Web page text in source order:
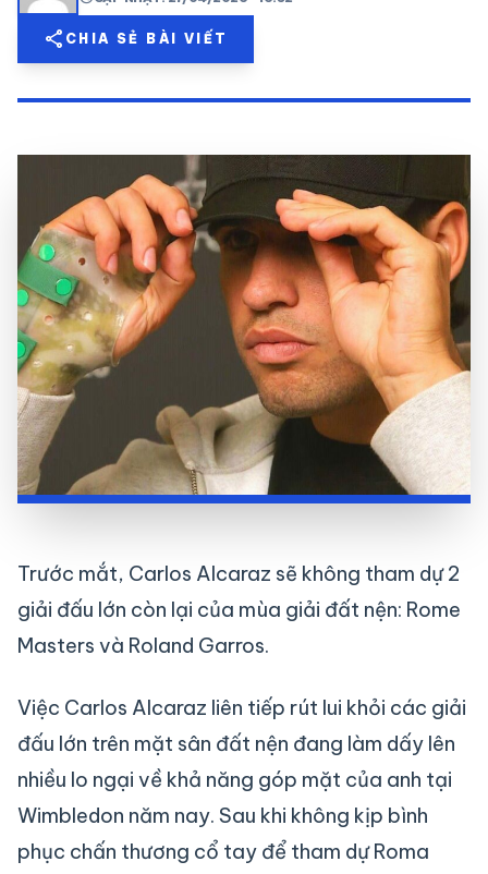
share mail
share CHIA SẺ BÀI VIẾT
Trước mắt, Carlos Alcaraz sẽ không tham dự 2
giải đấu lớn còn lại của mùa giải đất nện: Rome
Masters và Roland Garros.
Việc Carlos Alcaraz liên tiếp rút lui khỏi các giải
đấu lớn trên mặt sân đất nện đang làm dấy lên
nhiều lo ngại về khả năng góp mặt của anh tại
Wimbledon năm nay. Sau khi không kịp bình
phục chấn thương cổ tay để tham dự Roma